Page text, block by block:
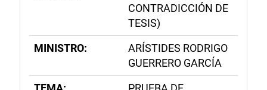
CONTRADICCIÓN DE
TESIS)
MINISTRO:
ARÍSTIDES RODRIGO
GUERRERO GARCÍA